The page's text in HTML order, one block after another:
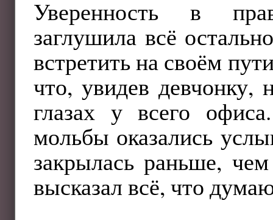
Уверенность в
заглушила всё
встретить на своём
что, увидев девчонку,
глазах у всего
мольбы оказались
закрылась раньше,
высказал всё, что